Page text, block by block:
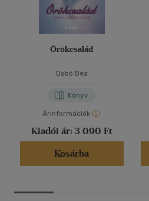
Örökcsalád
Dobó Bea
Könyv
Árinformációk
Kiadói ár: 3 090 Ft
Kosárba